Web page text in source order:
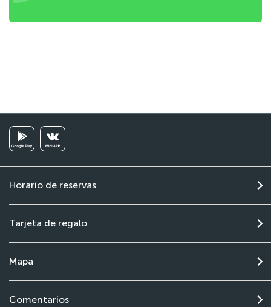
Horario de reservas
Tarjeta de regalo
Mapa
Comentarios